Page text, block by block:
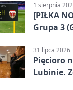
trzymali
punktów
1 sierpnia
[PIŁKA
Grupa 3
31 lipca 2026
Pięcioro
Lubinie.